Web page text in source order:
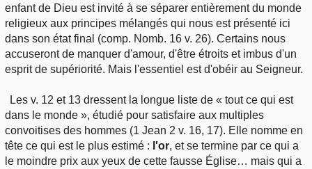
enfant de Dieu est invité à se séparer entièrement du monde
religieux aux principes mélangés qui nous est présenté ici
dans son état final (comp. Nomb. 16 v. 26). Certains nous
accuseront de manquer d'amour, d'être étroits et imbus d'un
esprit de supériorité. Mais l'essentiel est d'obéir au Seigneur.
Les v. 12 et 13 dressent la longue liste de « tout ce qui est
dans le monde », étudié pour satisfaire aux multiples
convoitises des hommes (1 Jean 2 v. 16, 17). Elle nomme en
tête ce qui est le plus estimé : l'or, et se termine par ce qui a
le moindre prix aux yeux de cette fausse Église… mais qui a